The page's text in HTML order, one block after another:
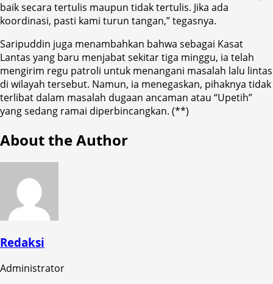
baik secara tertulis maupun tidak tertulis. Jika ada
koordinasi, pasti kami turun tangan,” tegasnya.
Saripuddin juga menambahkan bahwa sebagai Kasat
Lantas yang baru menjabat sekitar tiga minggu, ia telah
mengirim regu patroli untuk menangani masalah lalu lintas
di wilayah tersebut. Namun, ia menegaskan, pihaknya tidak
terlibat dalam masalah dugaan ancaman atau “Upetih”
yang sedang ramai diperbincangkan. (**)
About the Author
Redaksi
Administrator